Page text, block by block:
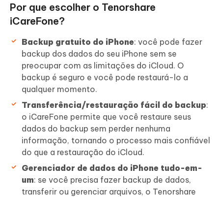
Por que escolher o Tenorshare
iCareFone?
Backup gratuito do iPhone: você pode fazer
backup dos dados do seu iPhone sem se
preocupar com as limitações do iCloud. O
backup é seguro e você pode restaurá-lo a
qualquer momento.
Transferência/restauração fácil do backup:
o iCareFone permite que você restaure seus
dados do backup sem perder nenhuma
informação, tornando o processo mais confiável
do que a restauração do iCloud.
Gerenciador de dados do iPhone tudo-em-
um: se você precisa fazer backup de dados,
transferir ou gerenciar arquivos, o Tenorshare